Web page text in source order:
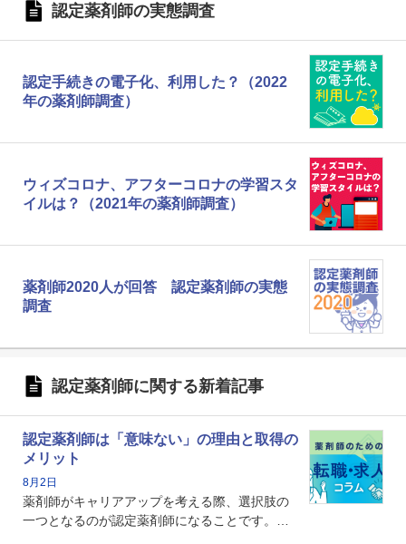
認定薬剤師の実態調査
認定手続きの電子化、利用した？（2022
年の薬剤師調査）
ウィズコロナ、アフターコロナの学習スタ
イルは？（2021年の薬剤師調査）
薬剤師2020人が回答 認定薬剤師の実態
調査
認定薬剤師に関する新着記事
認定薬剤師は「意味ない」の理由と取得の
メリット
8月2日
薬剤師がキャリアアップを考える際、選択肢の
一つとなるのが認定薬剤師になることです。し